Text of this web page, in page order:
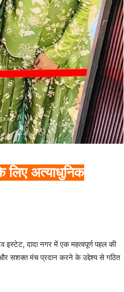
लिए अत्याधुनिक
इस्टेट, दादा नगर में एक महत्वपूर्ण पहल की
और सशक्त मंच प्रदान करने के उद्देश्य से गठित